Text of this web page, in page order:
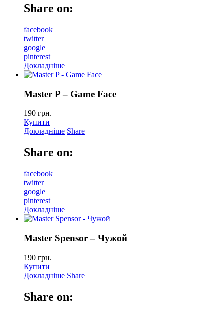
Share on:
facebook
twitter
google
pinterest
Докладніше
Master P – Game Face
190 грн.
Купити
Докладніше Share
Share on:
facebook
twitter
google
pinterest
Докладніше
Master Spensor – Чужой
190 грн.
Купити
Докладніше Share
Share on: